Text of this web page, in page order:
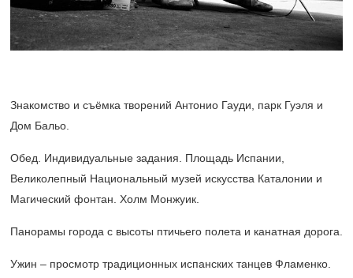
Знакомство и съёмка творений Антонио Гауди, парк Гуэля и
Дом Бальо.
Обед. Индивидуальные задания. Площадь Испании,
Великолепный Национальный музей искусства Каталонии и
Магический фонтан. Холм Монжуик.
Панорамы города с высоты птичьего полета и канатная дорога.
Ужин – просмотр традиционных испанских танцев Фламенко.